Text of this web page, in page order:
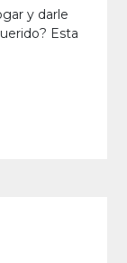
y darle
Esta